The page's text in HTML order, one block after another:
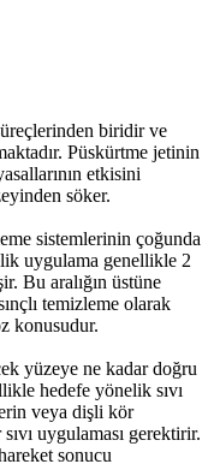
biridir ve
Püskürtme jetinin
etkisini
söker.
sistemlerinin çoğunda
uygulama genellikle 2
Bu aralığın üstüne
temizleme olarak
konusudur.
yüzeye ne kadar doğru
hedefe yönelik sıvı
veya dişli kör
uygulaması gerektirir.
sonucu